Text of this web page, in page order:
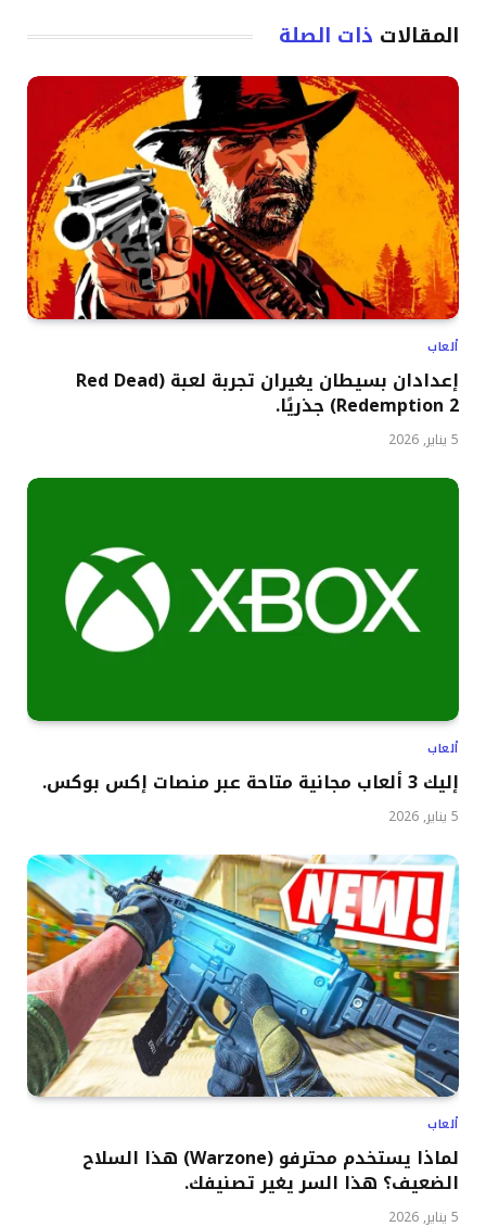
المقالات ذات الصلة
ألعاب
إعدادان بسيطان يغيران تجربة لعبة (Red Dead
Redemption 2) جذريًا.
5 يناير, 2026
ألعاب
إليك 3 ألعاب مجانية متاحة عبر منصات إكس بوكس.
5 يناير, 2026
ألعاب
لماذا يستخدم محترفو (Warzone) هذا السلاح
الضعيف؟ هذا السر يغير تصنيفك.
5 يناير, 2026